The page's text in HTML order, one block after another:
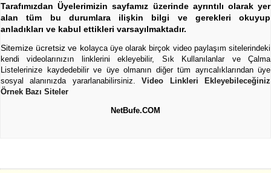
Tarafımızdan Üyelerimizin sayfamız üzerinde ayrıntılı olarak yer
alan tüm bu durumlara ilişkin bilgi ve gerekleri okuyup
anladıkları ve kabul ettikleri varsayılmaktadır.
Sitemize ücretsiz ve kolayca üye olarak birçok video paylaşım sitelerindeki
kendi videolarınızın linklerini ekleyebilir, Sık Kullanılanlar ve Çalma
Listelerinize kaydedebilir ve üye olmanın diğer tüm ayrıcalıklarından üye
sosyal alanınızda yararlanabilirsiniz.Video Linkleri Ekleyebileceğiniz
Örnek Bazı Siteler
NetBufe.COM